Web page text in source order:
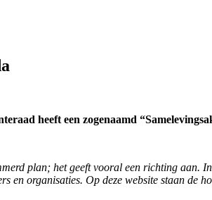
heeft een zogenaamd
plan; het geeft vooral een richting aan.
en organisaties. Op deze website staan de